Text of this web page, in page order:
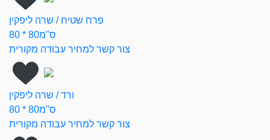
פרח שטיח / שרה ליפקין
80 * 80ס"מ
צור קשר למחיר עבודה מקורית
ורד / שרה ליפקין
80 * 80ס"מ
צור קשר למחיר עבודה מקורית